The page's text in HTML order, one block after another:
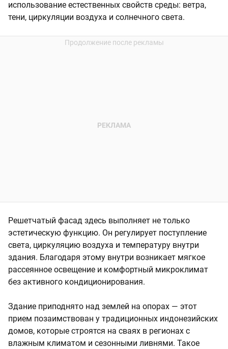
использование естественных свойств среды: ветра,
тени, циркуляции воздуха и солнечного света.
Решетчатый фасад здесь выполняет не только
эстетическую функцию. Он регулирует поступление
света, циркуляцию воздуха и температуру внутри
здания. Благодаря этому внутри возникает мягкое
рассеянное освещение и комфортный микроклимат
без активного кондиционирования.
Здание приподнято над землей на опорах — этот
прием позаимствован у традиционных индонезийских
домов, которые строятся на сваях в регионах с
влажным климатом и сезонными ливнями. Такое